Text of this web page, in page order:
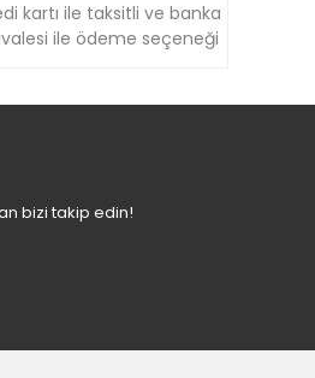
kartı ile taksitli ve banka
ile ödeme seçeneği
bizi takip edin!